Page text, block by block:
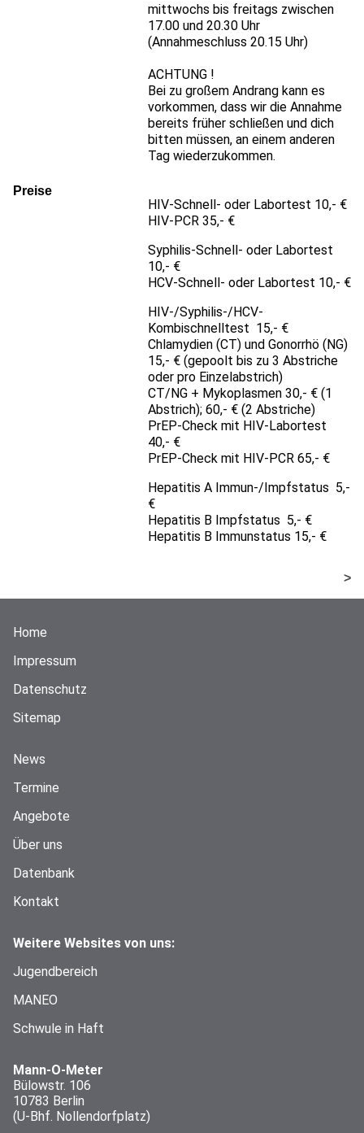
mittwochs bis freitags zwischen
17.00 und 20.30 Uhr
(Annahmeschluss 20.15 Uhr)
ACHTUNG !
Bei zu großem Andrang kann es
vorkommen, dass wir die Annahme
bereits früher schließen und dich
bitten müssen, an einem anderen
Tag wiederzukommen.
Preise
HIV-Schnell- oder Labortest 10,- €
HIV-PCR 35,- €
Syphilis-Schnell- oder Labortest
10,- €
HCV-Schnell- oder Labortest 10,- €
HIV-/Syphilis-/HCV-
Kombischnelltest 15,- €
Chlamydien (CT) und Gonorrhö (NG)
15,- € (gepoolt bis zu 3 Abstriche
oder pro Einzelabstrich)
CT/NG + Mykoplasmen 30,- € (1
Abstrich); 60,- € (2 Abstriche)
PrEP-Check mit HIV-Labortest
40,- €
PrEP-Check mit HIV-PCR 65,- €
Hepatitis A Immun-/Impfstatus 5,-
€
Hepatitis B Impfstatus 5,- €
Hepatitis B Immunstatus 15,- €
>
Home
Impressum
Datenschutz
Sitemap
News
Termine
Angebote
Über uns
Datenbank
Kontakt
Weitere Websites von uns:
Jugendbereich
MANEO
Schwule in Haft
Mann-O-Meter
Bülowstr. 106
10783 Berlin
(U-Bhf. Nollendorfplatz)